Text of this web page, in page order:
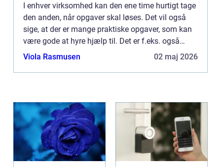
I enhver virksomhed kan den ene time hurtigt tage
den anden, når opgaver skal løses. Det vil også
sige, at der er mange praktiske opgaver, som kan
være gode at hyre hjælp til. Det er f.eks. også
tilfældet, når det kommer til erhvervsrengøring.
Viola Rasmusen 02 maj 2026